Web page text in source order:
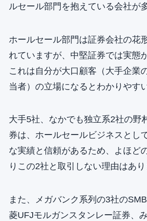
ルセール部門を抱えている会社が
ホールセール部門は証券会社の花
れていますが、中堅証券では実態
これは自分が大口顧客（大手企業
当者）の立場になるとわかりやす
大手5社、なかでも独立系2社の野
券は、ホールセールビジネスとし
な実績と信頼があるため、よほど
りこの2社と取引しない理由はあり
また、メガバンク系列の3社の
菱UFJモルガンスタンレー証券、